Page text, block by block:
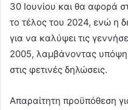
30 Ιουνίου και θα αφορά
το τέλος του 2024, ενώ η
για να καλύψει τις
2005, λαμβάνοντας
στις φετινές δηλώσεις.
Απαραίτητη προϋπόθεση